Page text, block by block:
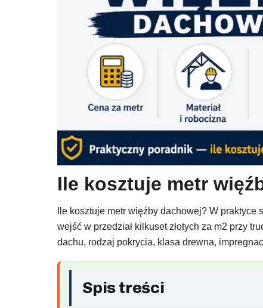
Ile kosztuje metr
Ile kosztuje metr więźby dachowej? W
wejść w przedział kilkuset złotych za m2 przy
dachu, rodzaj pokrycia, klasa drewna,
Spis treści